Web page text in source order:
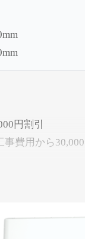
円割引
費用から
す。※対象機
し引く形とな
、製造年を確